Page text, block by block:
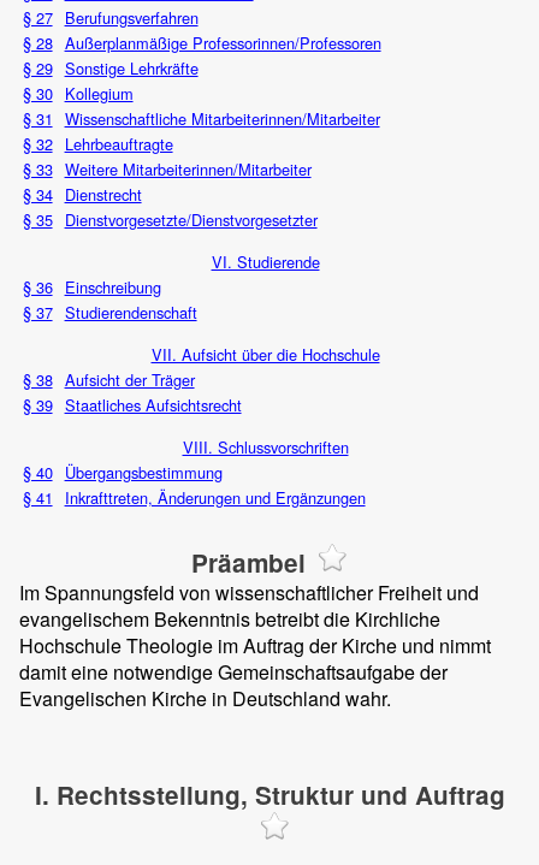
§ 27
Berufungsverfahren
§ 28 Außerplanmäßige Professorinnen/Professoren
§ 29 Sonstige Lehrkräfte
§ 30
Kollegium
§ 31
Wissenschaftliche Mitarbeiterinnen/Mitarbeiter
§ 32
Lehrbeauftragte
§ 33 Weitere Mitarbeiterinnen/Mitarbeiter
§ 34
Dienstrecht
§ 35
Dienstvorgesetzte/Dienstvorgesetzter
VI. Studierende
§ 36
Einschreibung
§ 37 Studierendenschaft
VII. Aufsicht über die Hochschule
§ 38 Aufsicht der Träger
§ 39 Staatliches Aufsichtsrecht
VIII. Schlussvorschriften
§ 40
Übergangsbestimmung
§ 41
Inkrafttreten, Änderungen und Ergänzungen
Präambel
Im Spannungsfeld von wissenschaftlicher Freiheit und
evangelischem Bekenntnis betreibt die Kirchliche
Hochschule Theologie im Auftrag der Kirche und nimmt
damit eine notwendige Gemeinschaftsaufgabe der
Evangelischen Kirche in Deutschland wahr.
I. Rechtsstellung, Struktur und Auftrag